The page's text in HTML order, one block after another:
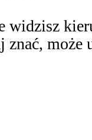
widzisz
znać, może